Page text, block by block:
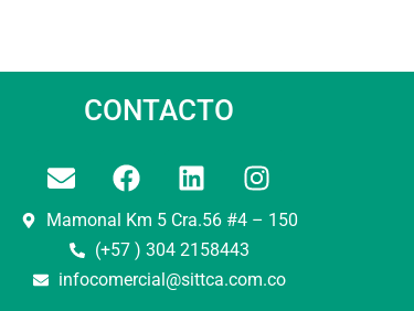
CONTACTO
Mamonal Km 5 Cra.56 #4 – 150
(+57 ) 304 2158443
infocomercial@sittca.com.co